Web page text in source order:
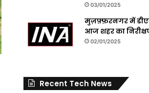
03/01/2025
मुज़फ़्फ़रनगर में
आज शहर का
02/01/2025
Recent Tech News